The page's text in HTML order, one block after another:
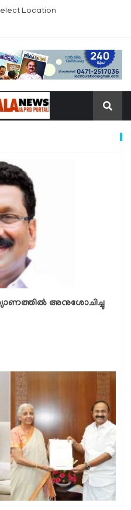
Location
അനുശോചിച്ചു